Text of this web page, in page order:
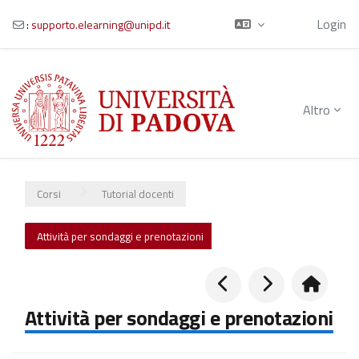
Vai al contenuto principale
: supporto.elearning@unipd.it Login
Altro
Corsi Tutorial docenti
Attività per sondaggi e prenotazioni
Attività per sondaggi e prenotazioni